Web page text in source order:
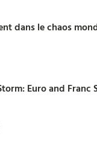
dans le chaos
Euro and Franc